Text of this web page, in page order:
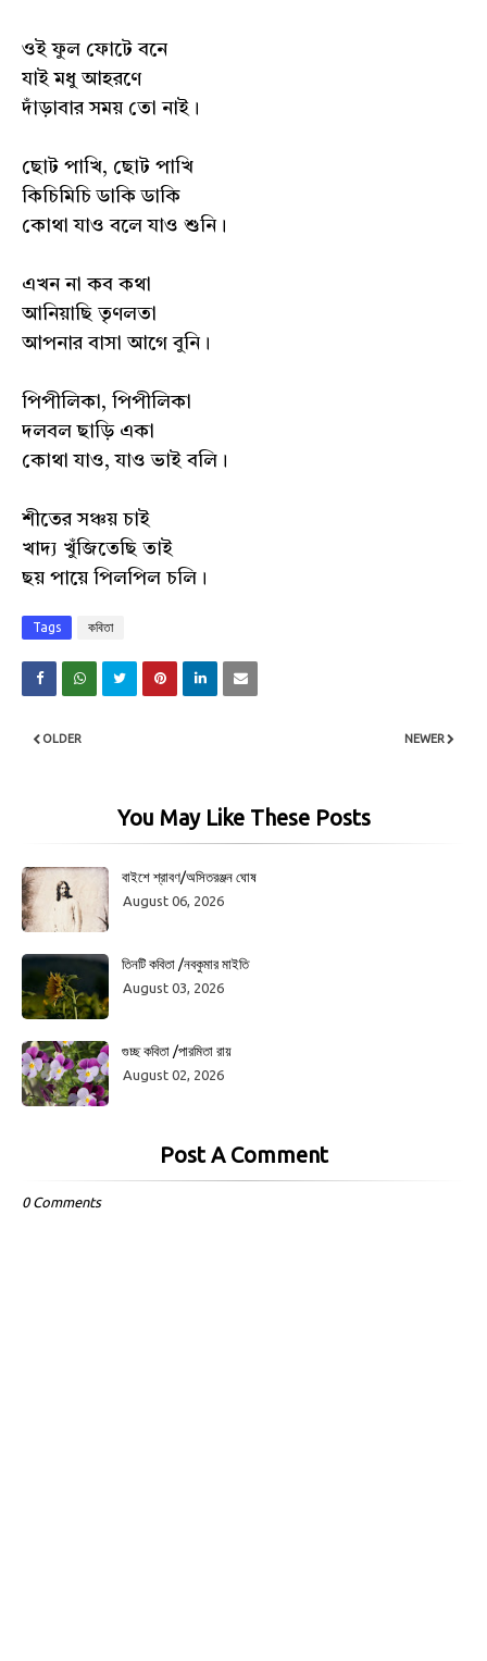
ওই ফুল ফোটে বনে
যাই মধু আহরণে
দাঁড়াবার সময় তো নাই।
ছোট পাখি, ছোট পাখি
কিচিমিচি ডাকি ডাকি
কোথা যাও বলে যাও শুনি।
এখন না কব কথা
আনিয়াছি তৃণলতা
আপনার বাসা আগে বুনি।
পিপীলিকা, পিপীলিকা
দলবল ছাড়ি একা
কোথা যাও, যাও ভাই বলি।
শীতের সঞ্চয় চাই
খাদ্য খুঁজিতেছি তাই
ছয় পায়ে পিলপিল চলি।
Tags কবিতা
NEWER
OLDER
You May Like These Posts
বাইশে শ্রাবণ/অসিতরঞ্জন ঘোষ
August 06, 2026
তিনটি কবিতা /নবকুমার মাইতি
August 03, 2026
গুচ্ছ কবিতা /পারমিতা রায়
August 02, 2026
Post A Comment
0 Comments